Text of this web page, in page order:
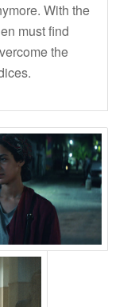
With the
must find
the